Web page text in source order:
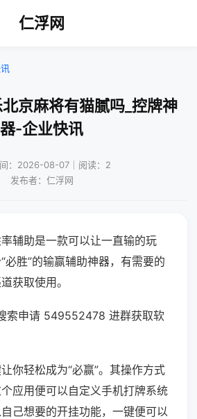
仁浮网
京麻将有猫腻吗_控牌神
器-企业快讯
：2026-08-07｜阅读：2
发布者：仁浮网
辅助是一款可以让一直输的玩
必胜”的输赢辅助神器，有需要的
获取使用。
索申请 549552478 进群获取软
你轻松成为“必赢”。其操作方式
应用便可以自定义手机打牌系统
己想要的开挂功能，一键便可以